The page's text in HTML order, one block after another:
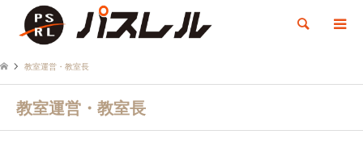
検索
教室運営・教室長
教室運営・教室長